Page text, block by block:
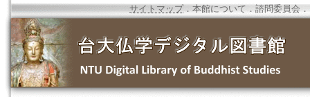
サイトマップ．本館について ． 諮問委員会 ．